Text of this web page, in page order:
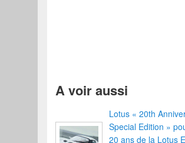
A voir aussi
Lotus « 20th
Special Edition »
20 ans de la Lotus